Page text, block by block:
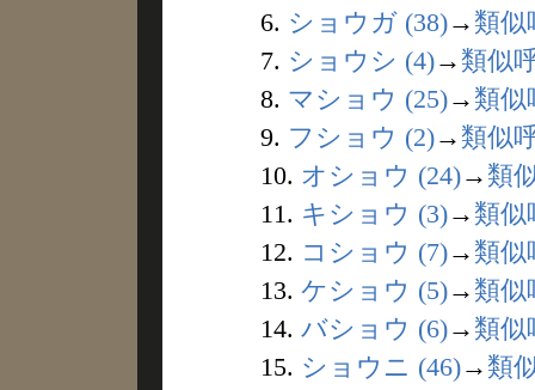
6. ショウガ (38)→ 類似
7. ショウシ (4)→ 類似
8. マショウ (25)→ 類似
9. フショウ (2)→ 類似
10. オショウ (24)→ 類
11. キショウ (3)→ 類似
12. コショウ (7)→ 類似
13. ケショウ (5)→ 類似
14. バショウ (6)→ 類似
15. ショウニ (46)→ 類